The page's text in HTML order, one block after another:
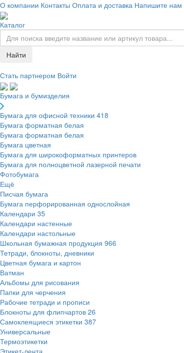
О компании Контакты Оплата и доставка Напишите нам
Каталог
Найти
Стать партнером Войти
Бумага и бумизделия
Бумага для офисной техники 418
Бумага форматная белая
Бумага форматная белая
Бумага цветная
Бумага для широкоформатных принтеров
Бумага для полноцветной лазерной печати
Фотобумага
Ещё
Писчая бумага
Бумага перфорированная однослойная
Календари 35
Календари настенные
Календари настольные
Школьная бумажная продукция 966
Тетради, блокноты, дневники
Цветная бумага и картон
Ватман
Альбомы для рисования
Папки для черчения
Рабочие тетради и прописи
Блокноты для флипчартов 26
Самоклеящиеся этикетки 387
Универсальные
Термоэтикетки
Этикет-лента